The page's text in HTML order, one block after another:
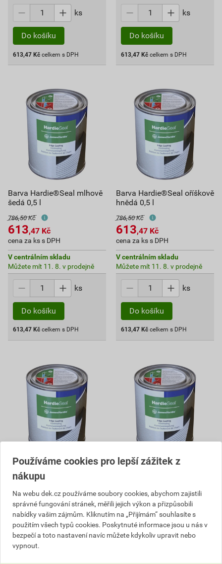
ks
Do košíku
613,47 Kč celkem s DPH
ks
Do košíku
613,47 Kč celkem s DPH
Barva Hardie®Seal mlhově
šedá 0,5 l
786,50 Kč
613,47 Kč
cena za ks s DPH
V centrálním skladu
Můžete mít 11. 8. v prodejně
ks
Do košíku
613,47 Kč celkem s DPH
Barva Hardie®Seal oříškově
hnědá 0,5 l
786,50 Kč
613,47 Kč
cena za ks s DPH
V centrálním skladu
Můžete mít 11. 8. v prodejně
ks
Do košíku
613,47 Kč celkem s DPH
Barva Hardie®Seal sněhově
bílá 0,5 l
786,50 Kč
613,47Kč
cena za ks s DPH
V centrálním skladu
Můžete mít 11. 8. v prodejně
Barva Hardie®Seal štěrkově
786,50 Kč
613,47Kč
cena za ks s DPH
V centrálním skladu
Můžete mít 11. 8. v prodejně
Používáme cookies pro lepší zážitek z
nákupu
Na webu dek.cz používáme soubory cookies, abychom zajistili
správné fungování stránek, měřili jejich výkon a přizpůsobili
nabídky vašim zájmům. Kliknutím na „Přijímám“ souhlasíte s
použitím všech typů cookies. Poskytnuté informace jsou u nás v
bezpečí a toto nastavení navíc můžete kdykoliv upravit nebo
vypnout.